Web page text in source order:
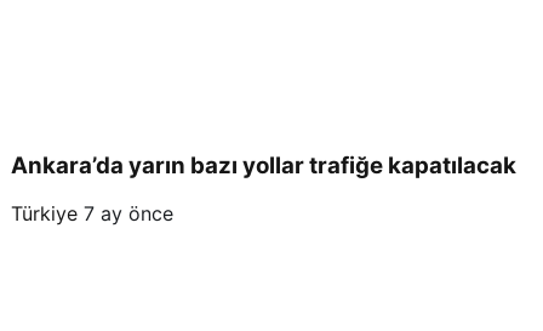
Ankara’da yarın bazı yollar trafiğe kapatılacak
Türkiye 7 ay önce